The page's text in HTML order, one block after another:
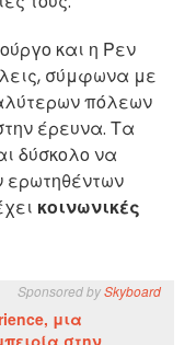
και η Ρεν
σύμφωνα με
πόλεων
έρευνα. Τα
δύσκολο να
ερωτηθέντων
κοινωνικές